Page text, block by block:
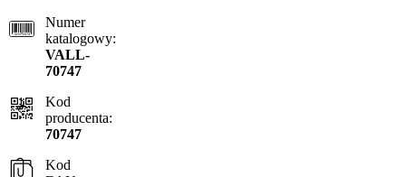
Numer
katalogowy:
VALL-
70747
Kod
producenta:
70747
Kod